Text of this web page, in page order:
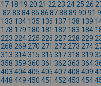
17 18 19 20 21 22 23 24 25 26
82 83 8485 86 8788 89 90 91
133 134 135 136 137 138 139
178 179 180 181 182 183 184
223 224 225 226 227 228 229
268 269 270 271 272 273 274
313 314 315 316 317 318 319
358 359 360 361 362 363 364
403 404405 406 407408 409
448 449 450 451 452 453 454